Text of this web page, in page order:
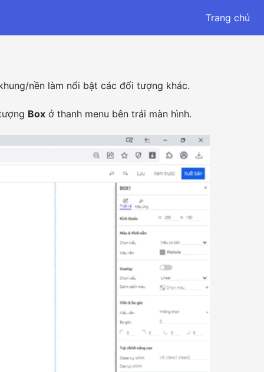
Trang chủ
nền làm nổi bật các đối tượng khác.
Box ở thanh menu bên trái màn hình.